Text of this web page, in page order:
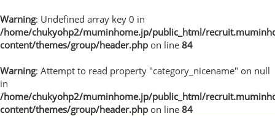
Warning: Undefined array key 0 in
/home/chukyohp2/muminhome.jp/public_html/
content/themes/group/header.php on line 84
Warning: Attempt to read property "category_nicename" on null
in
/home/chukyohp2/muminhome.jp/public_html/
content/themes/group/header.php on line 84